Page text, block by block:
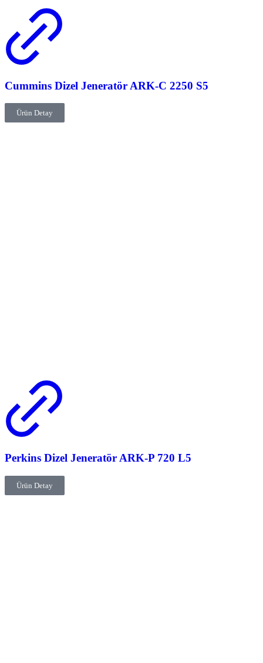
Cummins Dizel Jeneratör ARK-C 2250 S5
Ürün Detay
Perkins Dizel Jeneratör ARK-P 720 L5
Ürün Detay